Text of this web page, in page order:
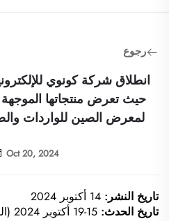
رجوع
انطلاق شركة كونوي
لمعرض الصين للواردات
Oct 20, 2024
تاريخ النشر: 14 أكتوبر 2024
تاريخ الحدث: 15-19 أكتوبر 2024 (المرحلة الأولى)